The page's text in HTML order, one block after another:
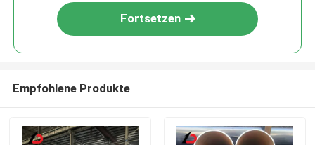
Fortsetzen
Empfohlene Produkte